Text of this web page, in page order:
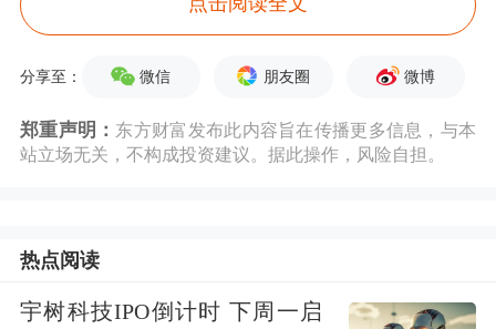
付款的通知》、《关于支持多子女家庭
使用住房公积金的通知》的修订通知，
持政策实施细则》的修订通知。新政自
关于调整住房公积金贷款最高额度政策
的通知提出：
分享至： 微信 朋友圈 微博
郑重声明： 东方财富发布此内容旨在传播更多信息，与本
站立场无关，不构成投资建议。据此操作，风险自担。
热点阅读
宇树科技IPO倒计时 下周一启